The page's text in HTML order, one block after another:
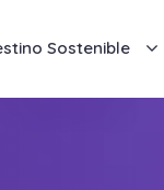
Sostenible